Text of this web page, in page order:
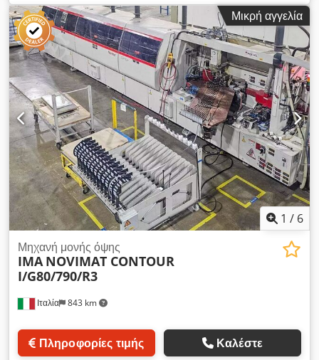
ένωσης: ναι Πολυλειτουργική μονάδα: ναι Ανώτερη
φρεζαριστική μονάδα: ναι Μέγιστη ταχύτητα προώθησης: 30
μ./λεπτό Μέγιστο πάχος πλάκας: 60 χιλ. Λειτουργικές μονάδες:
9 τεμ. Dkedjzmmt Uspfx Ah Tsr
Μικρή αγγελία
1 / 6
Ιταλία 843 km
Μηχανή μονής όψης
IMA NOVIMAT CONTOUR
I/G80/790/R3
Πληροφορίες τιμής Καλέστε